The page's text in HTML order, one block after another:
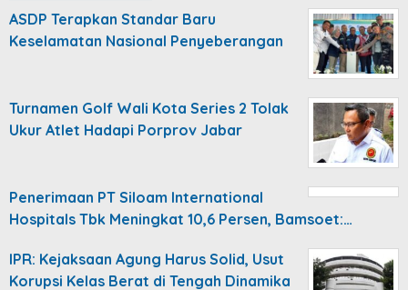
ASDP Terapkan Standar Baru
Keselamatan Nasional Penyeberangan
Turnamen Golf Wali Kota Series 2 Tolak
Ukur Atlet Hadapi Porprov Jabar
Penerimaan PT Siloam International
Hospitals Tbk Meningkat 10,6 Persen, Bamsoet:…
IPR: Kejaksaan Agung Harus Solid, Usut
Korupsi Kelas Berat di Tengah Dinamika